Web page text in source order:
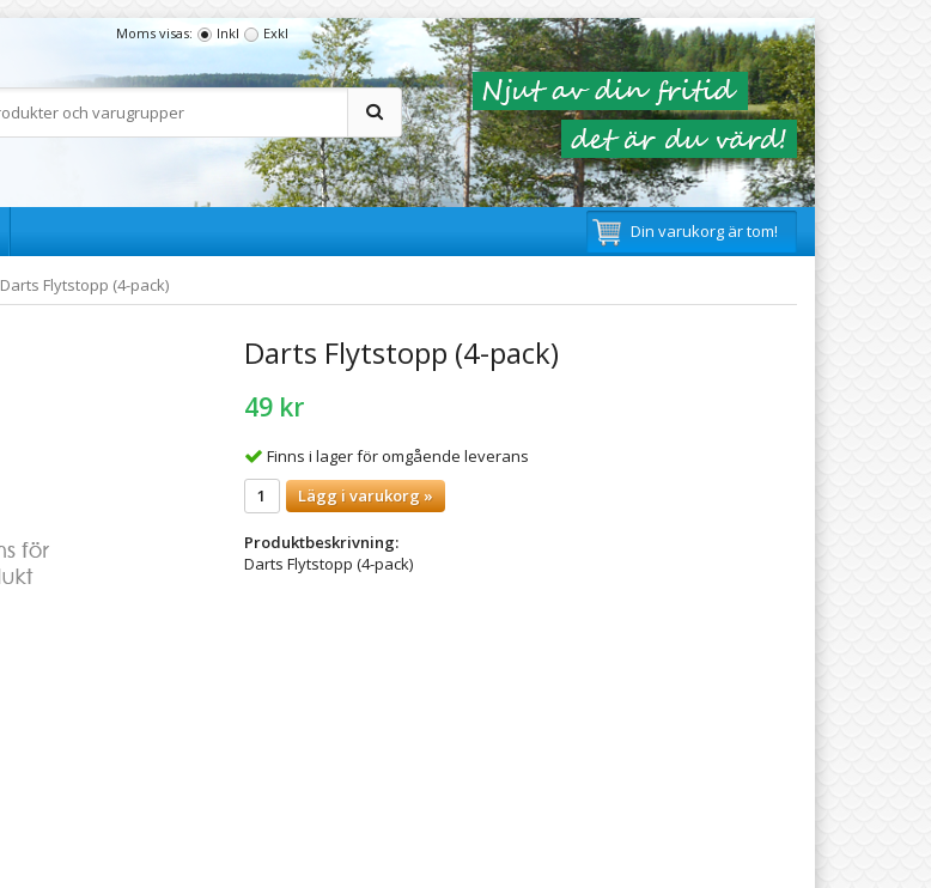
Moms visas: Inkl Exkl
Din varukorg är tom!
Darts Flytstopp (4-pack)
Darts Flytstopp (4-pack)
49 kr
Finns i lager för omgående leverans
Lägg i varukorg »
Produktbeskrivning:
Darts Flytstopp (4-pack)